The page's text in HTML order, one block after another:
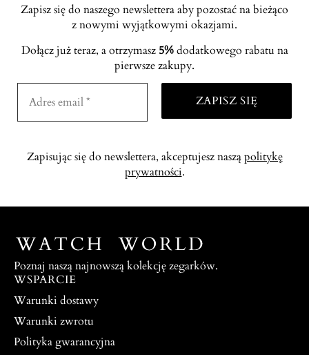
Zapisz się do naszego newslettera aby pozostać na bieżąco
z nowymi wyjątkowymi okazjami.
Dołącz już teraz, a otrzymasz 5%dodatkowego rabatu na
pierwsze zakupy.
Zapisując się do newslettera, akceptujesz nasząpolitykę
prywatności.
Poznaj naszą najnowszą kolekcję zegarków.
WSPARCIE
Warunki dostawy
Warunki zwrotu
Polityka gwarancyjna